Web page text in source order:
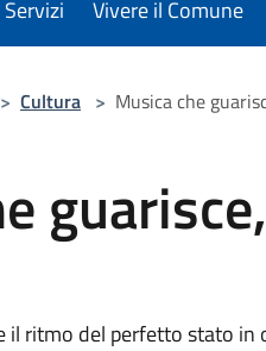
Servizi Vivere il Comune
> Cultura > Musica che
il ritmo del perfetto stato